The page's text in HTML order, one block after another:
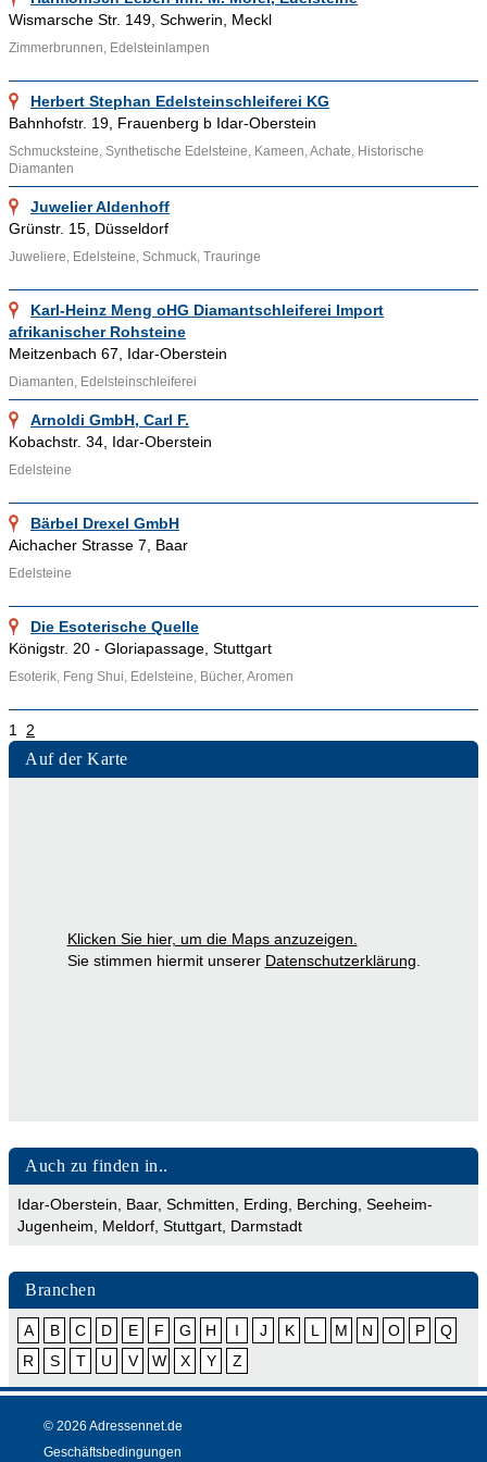
Gestirnen und Tierkreiszeichen zugeordnet.
Ähnliche Themenbereiche wie
Goldschmiedenund Informationen wieMinerale,Gemmenund
Bernsteinkönnen über die bereitgestellten Links aufgesucht
werden.
Wismarsche Str. 149, Schwerin, Meckl
Zimmerbrunnen, Edelsteinlampen
Herbert Stephan Edelsteinschleiferei KG
Bahnhofstr. 19, Frauenberg b Idar-Oberstein
Schmucksteine, Synthetische Edelsteine, Kameen, Achate, Historische
Diamanten
Juwelier Aldenhoff
Grünstr. 15, Düsseldorf
Juweliere, Edelsteine, Schmuck, Trauringe
Karl-Heinz Meng oHG Diamantschleiferei Import
afrikanischer Rohsteine
Meitzenbach 67, Idar-Oberstein
Diamanten, Edelsteinschleiferei
Arnoldi GmbH, Carl F.
Kobachstr. 34, Idar-Oberstein
Edelsteine
Bärbel Drexel GmbH
Aichacher Strasse 7, Baar
Edelsteine
Die Esoterische Quelle
Königstr. 20 - Gloriapassage, Stuttgart
Esoterik, Feng Shui, Edelsteine, Bücher, Aromen
1 2
Auf der Karte
Klicken Sie hier, um die Maps anzuzeigen.
Sie stimmen hiermit unserer Datenschutzerklärung
Auch zu finden in..
Idar-Oberstein Baar, Schmitten Erding Berching Seeheim-
Jugenheim
Meldorf Stuttgart Darmstadt
Branchen
A B C D E F G H I J K L M N O P
Q
R
S T U V W X Y Z
© 2026 Adressennet.de
Geschäftsbedingungen